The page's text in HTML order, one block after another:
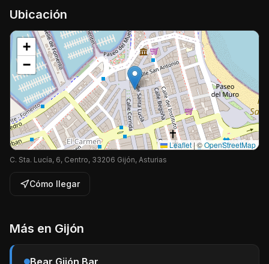
Ubicación
+
−
Leaflet|©OpenStreetMap
C. Sta. Lucía, 6, Centro, 33206 Gijón, Asturias
Cómo llegar
Más en Gijón
Bear Gijón Bar